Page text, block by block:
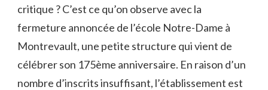
critique ? C’est ce qu’on observe avec la
fermeture annoncée de l’école Notre-Dame à
Montrevault, une petite structure qui vient de
célébrer son 175ème anniversaire. En raison d’un
nombre d’inscrits insuffisant, l’établissement est